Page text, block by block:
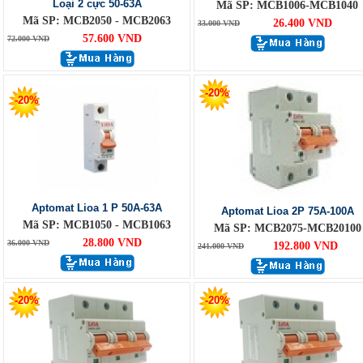
Loại 2 cực 50-63A
Mã SP: MCB2050 - MCB2063
72.000 VND 57.600 VND
Mã SP: MCB1006-MCB1040
33.000 VND 26.400 VND
-20%
Aptomat Lioa 1 P 50A-63A
Mã SP: MCB1050 - MCB1063
36.000 VND 28.800 VND
-20%
Aptomat Lioa 2P 75A-100A
Mã SP: MCB2075-MCB20100
241.000 VND 192.800 VND
-20% -20%